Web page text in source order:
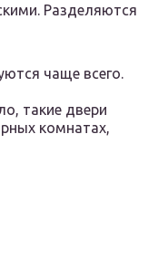
Разделяются
чаще всего.
такие двери
комнатах,